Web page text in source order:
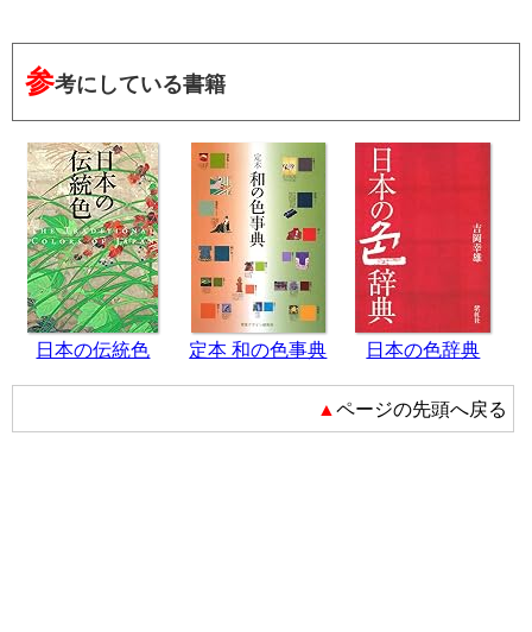
参考にしている書籍
日本の伝統色 定本 和の色事典 日本の色辞典
▲ページの先頭へ戻る